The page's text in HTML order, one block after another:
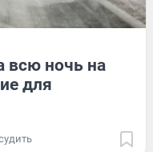
всю ночь на
для